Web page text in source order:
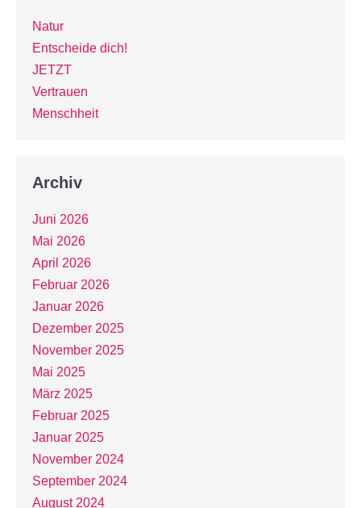
Natur
Entscheide dich!
JETZT
Vertrauen
Menschheit
Archiv
Juni 2026
Mai 2026
April 2026
Februar 2026
Januar 2026
Dezember 2025
November 2025
Mai 2025
März 2025
Februar 2025
Januar 2025
November 2024
September 2024
August 2024